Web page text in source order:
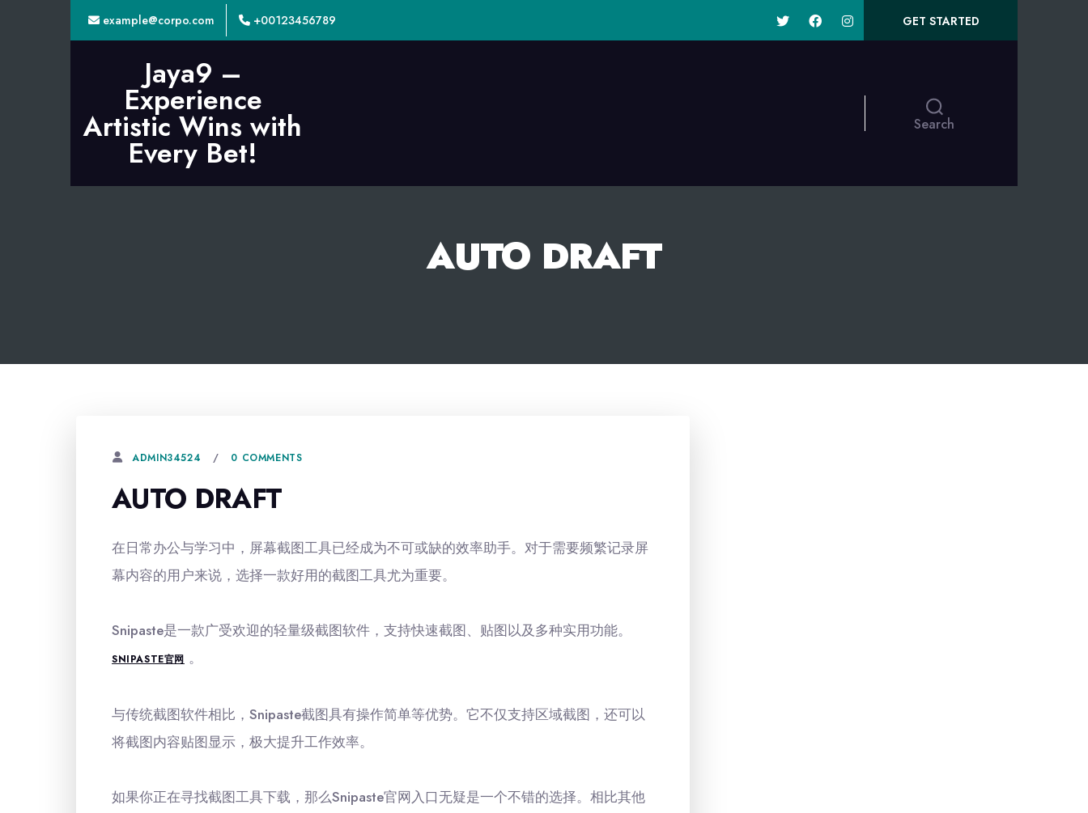
example@corpo.com +00123456789 GET STARTED
Jaya9 –
Experience
Artistic Wins with
Every Bet!
Search
AUTO DRAFT
ADMIN34524 0 COMMENTS
AUTO DRAFT
在日常办公与学习中，屏幕截图工具已经成为不可或缺的效率助手。对于需要频繁记录屏
幕内容的用户来说，选择一款好用的截图工具尤为重要。
Snipaste是一款广受欢迎的轻量级截图软件，支持快速截图、贴图以及多种实用功能。
SNIPASTE官网 。
与传统截图软件相比，Snipaste截图具有操作简单等优势。它不仅支持区域截图，还可以
将截图内容贴图显示，极大提升工作效率。
如果你正在寻找截图工具下载，那么Snipaste官网入口无疑是一个不错的选择。相比其他